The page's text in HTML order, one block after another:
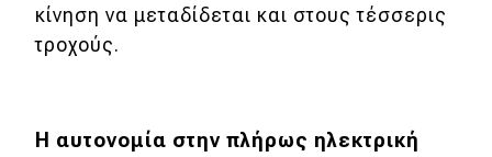
Motorsport
Νέα
κίνηση να μεταδίδεται και στους τέσσερις
τροχούς.
Η αυτονομία στην πλήρως ηλεκτρική